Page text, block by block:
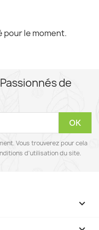
pour le moment.
de
Vous trouverez pour cela
d'utilisation du site.
